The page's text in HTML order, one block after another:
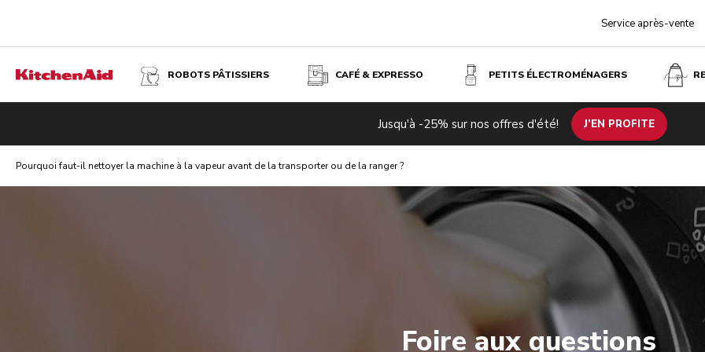
Service après-vente
ROBOTS PÂTISSIERS CAFÉ & EXPRESSO PETITS ÉLECTROMÉNAGERS
Jusqu'à -25% sur nos offres d'été! J’EN PROFITE
Pourquoi faut-il nettoyer la machine à la vapeur avant de la transporter ou de la ranger ?
Foire aux questions